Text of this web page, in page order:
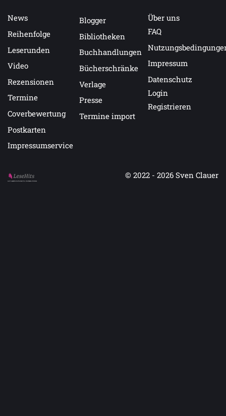
News
Reihenfolge
Leserunden
Video
Rezensionen
Termine
Coverbewertung
Postkarten
Impressumservice
Blogger
Bibliotheken
Buchhandlungen
Bücherschränke
Verlage
Presse
Termine import
Über uns
FAQ
Impressum
Datenschutz
Login
Registrieren
Auf LeseHits.de findest Du die besten Bücher.
© 2022 - 2026 Sven Clauer